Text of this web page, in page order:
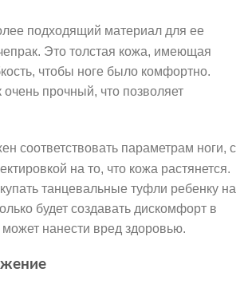
подходящий материал для ее
Это толстая кожа, имеющая
чтобы ноге было комфортно.
прочный, что позволяет
соответствовать параметрам ноги, с
на то, что кожа растянется.
танцевальные туфли ребенку на
будет создавать дискомфорт в
нанести вред здоровью.